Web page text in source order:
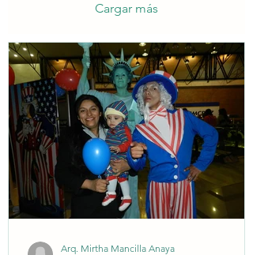
Cargar más
Arq. Mirtha Mancilla Anaya